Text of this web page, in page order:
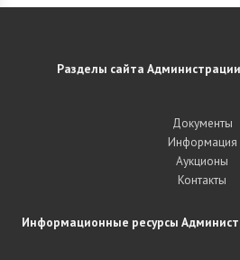
Разделы сайта
Документы
Информация
Аукционы
Контакты
Информационные ресурсы